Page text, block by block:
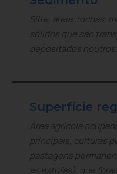
Silte, areia, rochas,
sólidos que são
depositados noutros.
Superfície
Área agrícola
principais, culturas
pastagens
as estufas), que